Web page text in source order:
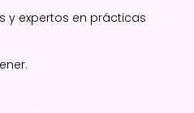
y expertos en prácticas